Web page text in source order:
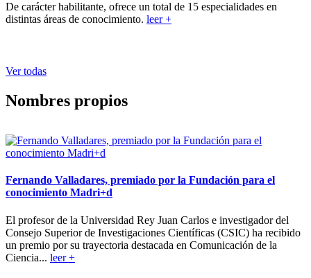
De carácter habilitante, ofrece un total de 15 especialidades en
distintas áreas de conocimiento. leer +
Ver todas
Nombres propios
Fernando Valladares, premiado por la Fundación para el
conocimiento Madri+d
El profesor de la Universidad Rey Juan Carlos e investigador del
Consejo Superior de Investigaciones Científicas (CSIC) ha recibido
un premio por su trayectoria destacada en Comunicación de la
Ciencia... leer +